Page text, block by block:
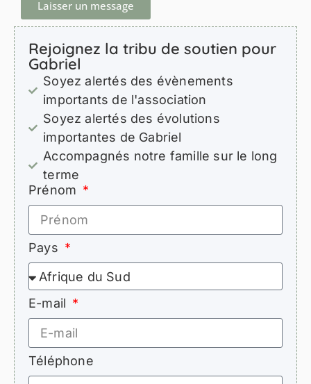
Laisser un message
Rejoignez la tribu de soutien pour
Gabriel
Soyez alertés des évènements
importants de l'association
Soyez alertés des évolutions
importantes de Gabriel
Accompagnés notre famille sur le long
terme
Prénom
Pays
E-mail
Téléphone